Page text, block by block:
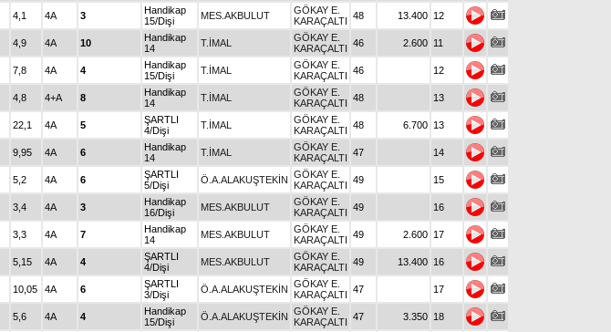
4,1 4A 3
Handikap
15/Dişi
MES.AKBULUT
GÖKAY E.
KARAÇALTI 48 13.400 12
4,9 4A 10
Handikap
14
T.İMAL
GÖKAY E.
KARAÇALTI 46 2.600 11
7,8 4A 4
Handikap
15/Dişi
T.İMAL
GÖKAY E.
KARAÇALTI 46 12
4,8 4+A 8
Handikap
14
T.İMAL
GÖKAY E.
KARAÇALTI 48 13
22,1 4A 5
ŞARTLI
4/Dişi
T.İMAL
GÖKAY E.
KARAÇALTI 48 6.700 13
9,95 4A 6
Handikap
14
T.İMAL
GÖKAY E.
KARAÇALTI 47 14
5,2 4A 6
ŞARTLI
5/Dişi
Ö.A.ALAKUŞTEKİN GÖKAY E.
KARAÇALTI 49 15
3,4 4A 3
Handikap
16/Dişi
MES.AKBULUT
GÖKAY E.
KARAÇALTI 49 16
3,3 4A 7
Handikap
14
MES.AKBULUT
GÖKAY E.
KARAÇALTI 49 2.600 17
5,15 4A 4
ŞARTLI
4/Dişi
MES.AKBULUT
GÖKAY E.
KARAÇALTI 49 13.400 16
10,05 4A 6
ŞARTLI
3/Dişi
Ö.A.ALAKUŞTEKİN GÖKAY E.
KARAÇALTI 47 17
5,6 4A 4
Handikap
15/Dişi
Ö.A.ALAKUŞTEKİN GÖKAY E.
KARAÇALTI 47 3.350 18